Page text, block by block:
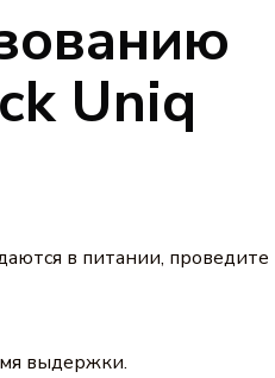
Uniq
в питании, проведите
выдержки.